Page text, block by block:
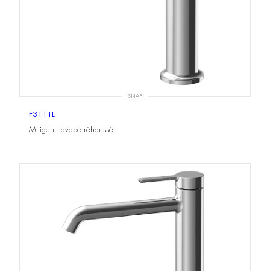
SNAP
F3111L
Mitigeur lavabo réhaussé